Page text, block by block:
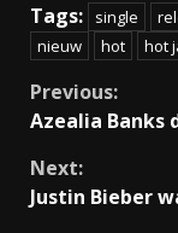
Tags: single
nieuw
hot hot
Continue
Previous:
Azealia Banks
Next:
Justin Bieber